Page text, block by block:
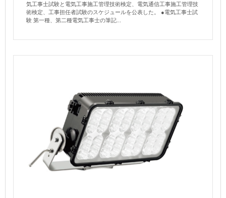
気工事士試験と電気工事施工管理技術検定、電気通信工事施工管理技
術検定、工事担任者試験のスケジュールを公表した。 ●電気工事士試
験 第一種、第二種電気工事士の筆記...